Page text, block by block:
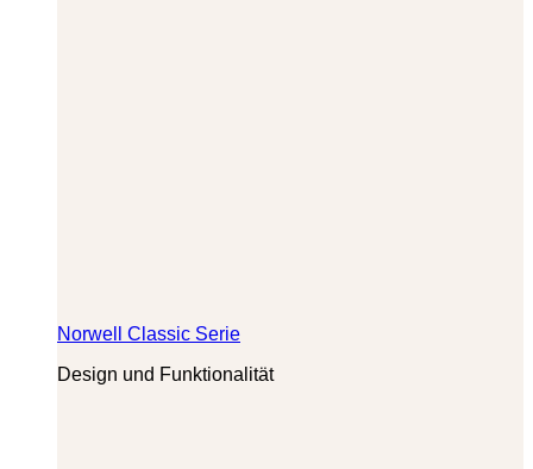
Norwell Classic Serie
Design und Funktionalität